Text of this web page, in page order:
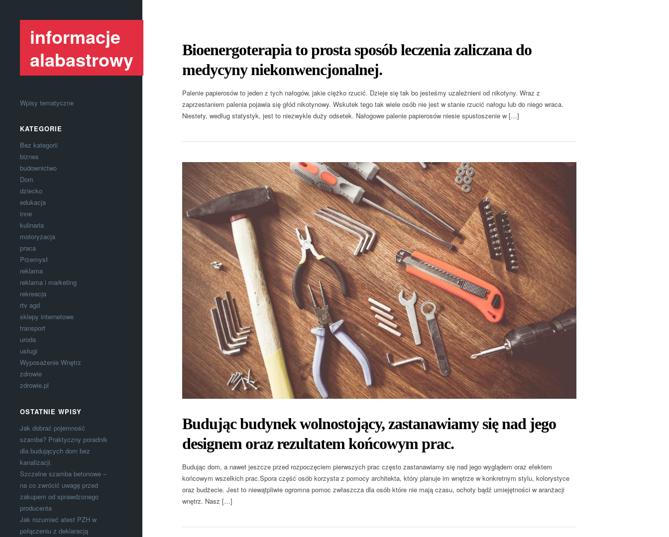
informacje
alabastrowy
Wpisy tematyczne
KATEGORIE
Bez kategorii
biznes
budownictwo
Dom
dziecko
edukacja
inne
kulinaria
motoryzacja
praca
Przemysł
reklama
reklama i marketing
rekreacja
rtv agd
sklepy internetowe
transport
uroda
usługi
Wyposażenie Wnętrz
zdrowie
zdrowie.pl
OSTATNIE WPISY
Jak dobrać pojemność
szamba? Praktyczny poradnik
dla budujących dom bez
kanalizacji.
Szczelne szamba betonowe –
na co zwrócić uwagę przed
zakupem od sprawdzonego
producenta
Jak rozumieć atest PZH w
połączeniu z deklaracją
Bioenergoterapia to prosta sposób leczenia zaliczana do
medycyny niekonwencjonalnej.
Palenie papierosów to jeden z tych nałogów, jakie ciężko rzucić. Dzieje się tak bo jesteśmy uzależnieni od nikotyny. Wraz z
zaprzestaniem palenia pojawia się głód nikotynowy. Wskutek tego tak wiele osób nie jest w stanie rzucić nałogu lub do niego wraca.
Niestety, według statystyk, jest to niezwykle duży odsetek. Nałogowe palenie papierosów niesie spustoszenie w […]
Budując budynek wolnostojący, zastanawiamy się nad jego
designem oraz rezultatem końcowym prac.
Budując dom, a nawet jeszcze przed rozpoczęciem pierwszych prac często zastanawiamy się nad jego wyglądem oraz efektem
końcowym wszelkich prac.Spora część osób korzysta z pomocy architekta, który planuje im wnętrze w konkretnym stylu, kolorystyce
oraz budżecie. Jest to niewątpliwie ogromna pomoc zwłaszcza dla osób które nie mają czasu, ochoty bądź umiejętności w aranżacji
wnętrz. Nasz […]